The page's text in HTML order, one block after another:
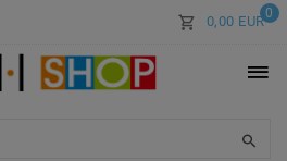
0
0,00 EUR